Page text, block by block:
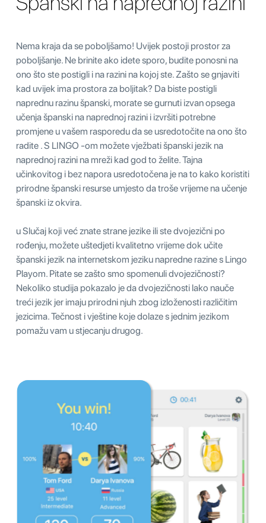
Nema kraja da se poboljšamo! Uvijek postoji prostor za
poboljšanje. Ne brinite ako idete sporo, budite ponosni na
ono što ste postigli i na razini na kojoj ste. Zašto se gnjaviti
kad uvijek ima prostora za boljitak? Da biste postigli
naprednu razinu španski, morate se gurnuti izvan opsega
učenja španski na naprednoj razini i izvršiti potrebne
promjene u vašem rasporedu da se usredotočite na ono što
radite . S LINGO -om možete vježbati španski jezik na
naprednoj razini na mreži kad god to želite. Tajna
učinkovitog i bez napora usredotočena je na to kako koristiti
prirodne španski resurse umjesto da troše vrijeme na učenje
španski iz okvira.
u Slučaj koji već znate strane jezike ili ste dvojezični po
rođenju, možete uštedjeti kvalitetno vrijeme dok učite
španski jezik na internetskom jeziku napredne razine s Lingo
Playom. Pitate se zašto smo spomenuli dvojezičnosti?
Nekoliko studija pokazalo je da dvojezičnosti lako nauče
treći jezik jer imaju prirodni njuh zbog izloženosti različitim
jezicima. Tečnost i vještine koje dolaze s jednim jezikom
pomažu vam u stjecanju drugog.